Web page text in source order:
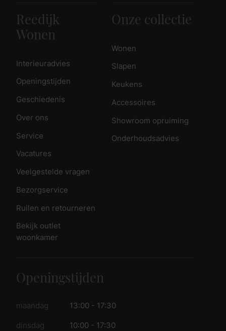
Reedijk
Wonen
Interieuradvies
Openingstijden
Geschiedenis
Over ons
Service
Vacatures
Veelgestelde vragen
Bezorgservice
Ruilen en retourneren
Bekijk outlet
woonkamer
Onze collectie
Wonen
Slapen
Keukens
Accessoires
Showroom opruiming
Onderhoudsadvies
Openingstijden
maandag 13:00 - 17:30
dinsdag 10:00 - 17:30